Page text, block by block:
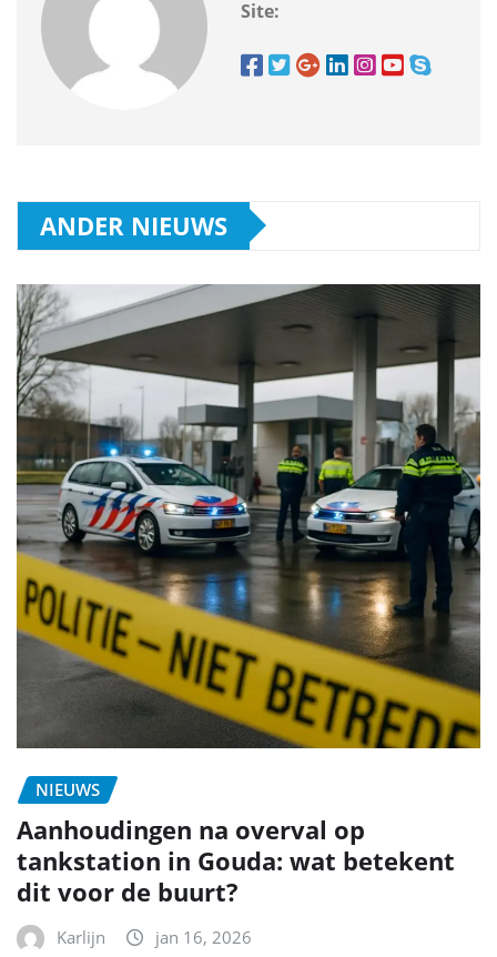
Site:
ANDER NIEUWS
NIEUWS
Aanhoudingen na overval op
tankstation in Gouda: wat betekent
dit voor de buurt?
Karlijn jan 16, 2026